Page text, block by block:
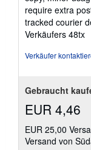
require extra
tracked courier
Verkäufers 48tx
Verkäufer
Gebraucht
EUR 4,46
EUR 25,00
Versand von